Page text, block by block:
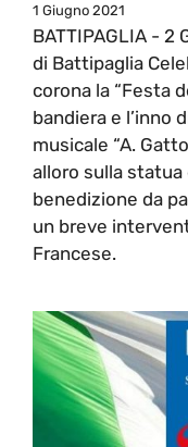
1 Giugno 2021
BATTIPAGLIA - 2
di Battipaglia
corona la “Festa
bandiera e l’inno
musicale “A.
alloro sulla
benedizione da
un breve
Francese.